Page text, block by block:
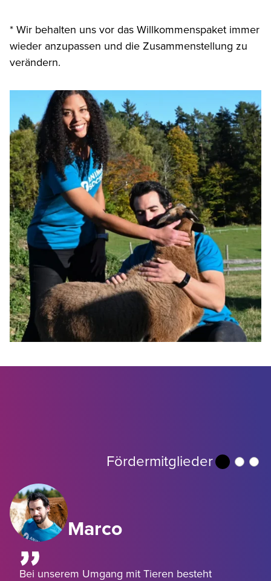
* Wir behalten uns vor das Willkommenspaket immer
wieder anzupassen und die Zusammenstellung zu
verändern.
Marco
Bei unserem Umgang mit Tieren besteht
Fördermitglieder